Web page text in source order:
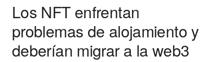
Los NFT enfrentan
problemas de alojamiento y
deberían migrar a la web3